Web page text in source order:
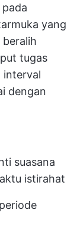
yang
tugas
interval
dengan
suasana
istirahat